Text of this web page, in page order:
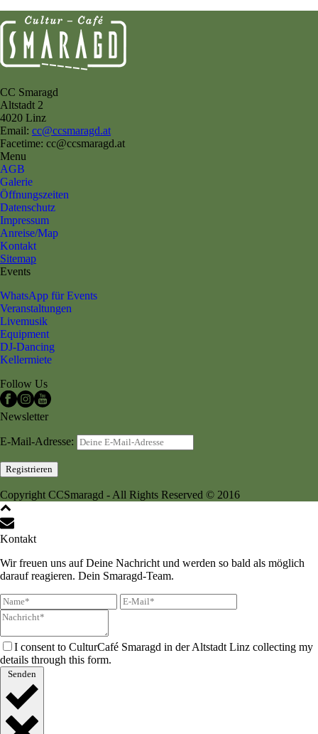
CC Smaragd
Altstadt 2
4020 Linz
Email: cc@ccsmaragd.at
Facetime: cc@ccsmaragd.at
Menu
AGB
Galerie
Öffnungszeiten
Datenschutz
Impressum
Anreise/Map
Kontakt
Sitemap
Events
WhatsApp für Events
Veranstaltungen
Livemusik
Equipment
DJ-Dancing
Kellermiete
Follow Us
Newsletter
E-Mail-Adresse:
Copyright CCSmaragd - All Rights Reserved © 2016
Kontakt
Wir freuen uns auf Deine Nachricht und werden so bald als möglich
darauf reagieren. Dein Smaragd-Team.
I consent to CulturCafé Smaragd in der Altstadt Linz collecting my
details through this form.
Senden